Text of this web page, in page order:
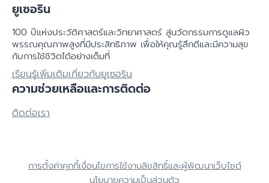
ยูเซอริน
100 ปีแห่งประวัติศาสตร์​และวิทยาศาสตร์ สู่นวัตกรรมการดูแลผิว
พรรณคุณภาพสูงที่มีประสิทธิภาพ เพื่อให้คุณรู้สึกดีและมีความสุข
กับการใช้ชิวิตได้อย่างเต็มที่
เรียนรู้เพิ่มเติมเกี่ยวกับยูเซอริน
ความช่วยเหลือและการติดต่อ
ติดต่อเรา
การตั้งค่าคุกกี้เงื่อนไขการใช้งานลิขสิทธิ์และผู้พัฒนาเว็บไซต์
นโยบายความเป็นส่วนตัว